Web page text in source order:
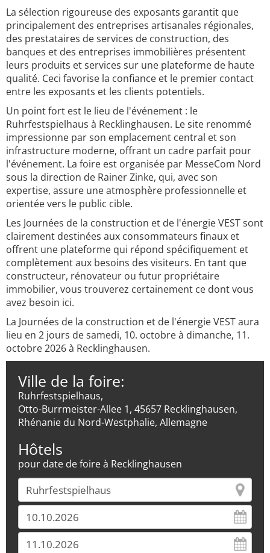
La sélection rigoureuse des exposants garantit que
principalement des entreprises artisanales régionales,
des prestataires de services de construction, des
banques et des entreprises immobilières présentent
leurs produits et services sur une plateforme de haute
qualité. Ceci favorise la confiance et le premier contact
entre les exposants et les clients potentiels.
Un point fort est le lieu de l'événement : le
Ruhrfestspielhaus à Recklinghausen. Le site renommé
impressionne par son emplacement central et son
infrastructure moderne, offrant un cadre parfait pour
l'événement. La foire est organisée par MesseCom Nord
sous la direction de Rainer Zinke, qui, avec son
expertise, assure une atmosphère professionnelle et
orientée vers le public cible.
Les Journées de la construction et de l'énergie VEST sont
clairement destinées aux consommateurs finaux et
offrent une plateforme qui répond spécifiquement et
complètement aux besoins des visiteurs. En tant que
constructeur, rénovateur ou futur propriétaire
immobilier, vous trouverez certainement ce dont vous
avez besoin ici.
La Journées de la construction et de l'énergie VEST aura
lieu en 2 jours de samedi, 10. octobre à dimanche, 11.
octobre 2026 à Recklinghausen.
Ville de la foire:
Ruhrfestspielhaus,
Otto-Burrmeister-Allee 1, 45657 Recklinghausen,
Rhénanie du Nord-Westphalie, Allemagne
Hôtels
pour date de foire à Recklinghausen